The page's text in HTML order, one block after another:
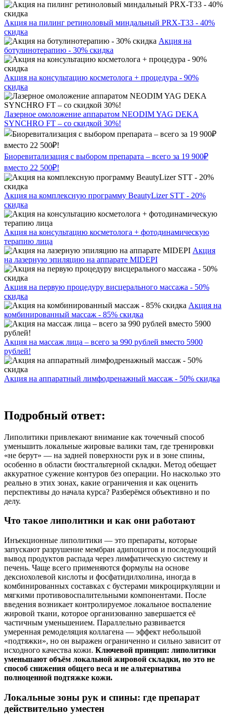
Акция на пилинг ретиноловый миндальный PRX-T33 - 40%
скидка
Акция на
ботулинотерапию - 30% скидка
Акция на консультацию косметолога + процедура - 90%
скидка
Лазерное омоложение аппаратом NEODIM YAG DEKA
SYNCHRO FT – со скидкой 30%!
Биоревитализация с выбором препарата – всего за 19 900₽
вместо 22 500₽!
Акция на комплексную программу BeautyLizer STT - 20%
скидка
Акция на консультацию косметолога + фотодинамическую
терапию лица
Акция
на лазерную эпиляцию на аппарате MIDEPI
Акция на первую процедуру висцерального массажа - 50%
скидка
Акция на
комбинированный массаж - 85% скидка
Акция на массаж лица – всего за 990 рублей вместо 5900
рублей!
Акция на аппаратный лимфодренажный массаж - 50% скидка
Подробный ответ:
Липолитики привлекают внимание как точечный способ
уменьшить локальные жировые валики там, где тренировки
«не берут» — на задней поверхности рук и в зоне спины,
особенно в области бюстгальтерной складки. Метод обещает
аккуратное сужение контуров без операции. Но насколько это
реально в этих зонах, какие ограничения и как оценить
перспективы до начала курса? Разберёмся объективно и по
делу.
Что такое липолитики и как они работают
Инъекционные липолитики — это препараты, которые
запускают разрушение мембран адипоцитов и последующий
вывод продуктов распада через лимфатическую систему и
печень. Чаще всего применяются формулы на основе
дексиохолевой кислоты и фосфатидилхолина, иногда в
комбинированных составках с бустерами микроциркуляции и
мягкими противовоспалительными компонентами. После
введения возникает контролируемое локальное воспаление
жировой ткани, которое организованно завершается её
частичным уменьшением. Параллельно развивается
умеренная ремоделяция коллагена — эффект небольшой
«подтяжки», но он выражен ограниченно и сильно зависит от
исходного качества кожи. Ключевой принцип: липолитики
уменьшают объём локальной жировой складки, но это не
способ снижения общего веса и не альтернатива
полноценной подтяжке кожи.
Локальные зоны рук и спины: где препарат
действительно уместен